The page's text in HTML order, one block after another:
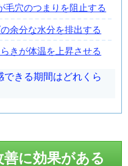
毛穴のつまりを阻止する
余分な水分を排出する
きが体温を上昇させる
きる期間はどれくら
に効果がある